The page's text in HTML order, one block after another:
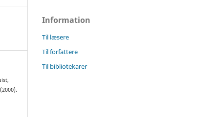
Information
Til læsere
Til forfattere
Til bibliotekarer